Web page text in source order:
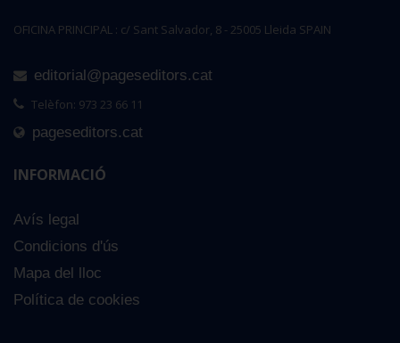
OFICINA PRINCIPAL : c/ Sant Salvador, 8 - 25005 Lleida SPAIN
editorial@pageseditors.cat
Telèfon: 973 23 66 11
pageseditors.cat
INFORMACIÓ
Avís legal
Condicions d'ús
Mapa del lloc
Política de cookies